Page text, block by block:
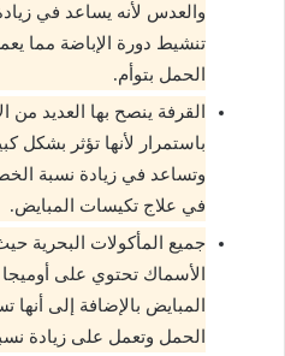
والعدس لأنه يساعد في
تنشيط دورة الإباضة مما
الحمل بتوأم.
القرفة ينصح بها العديد من
باستمرار لأنها تؤثر بشكل
وتساعد في زيادة نسبة
في علاج تكيسات المبايض.
جميع المأكولات البحرية
المبايض بالإضافة إلى
الحمل وتعمل على زيادة